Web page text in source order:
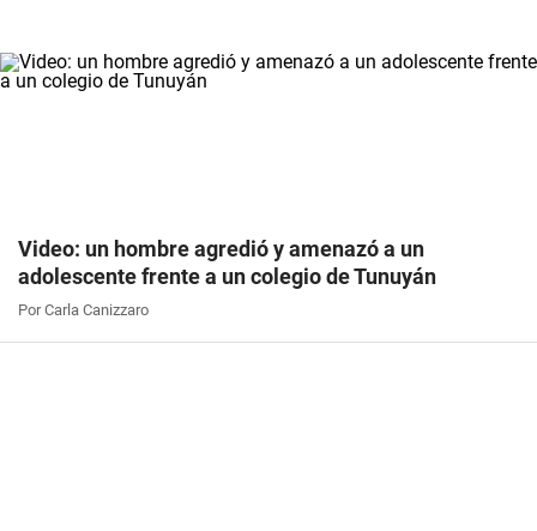
Video: un hombre agredió y amenazó a un
adolescente frente a un colegio de Tunuyán
Por Carla Canizzaro